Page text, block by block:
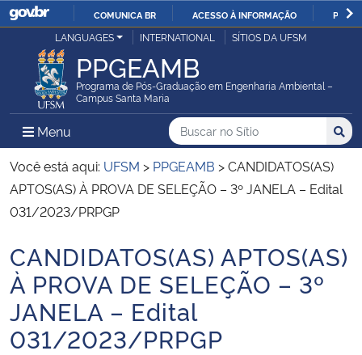
IR
PARA
O
COMUNICA BR ACESSO À INFORMAÇÃO
Ministério da Justiça e Segurança Pública
Ministério da Defesa
Ministério das Relações Exteriores
Ministério da Economia
Ministério da Infraestrutura
Ministério da Agricultura, Pecuária e Abastecimento
Ministério da Educação
LANGUAGES INTERNATIONAL SÍTIOS DA UFSM
PPGEAMB
Programa de Pós-Graduação em Engenharia Ambiental –
Campus Santa Maria
Menu Menu Principal do Sítio
Busca
Buscar no no Sítio
Busca:
Você está aqui: UFSM > PPGEAMB >CANDIDATOS(AS)
APTOS(AS) À PROVA DE SELEÇÃO – 3º JANELA – Edital
031/2023/PRPGP
Início do conteúdo
CANDIDATOS(AS) APTOS(AS)
À PROVA DE SELEÇÃO – 3º
JANELA – Edital
031/2023/PRPGP